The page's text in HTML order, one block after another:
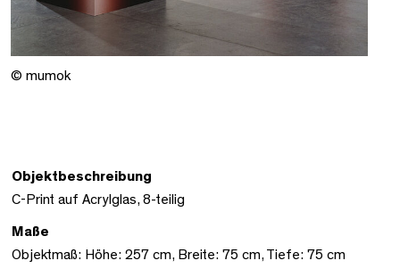
© mumok
Objektbeschreibung
C-Print auf Acrylglas, 8-teilig
Maße
Objektmaß: Höhe: 257 cm, Breite: 75 cm, Tiefe: 75 cm